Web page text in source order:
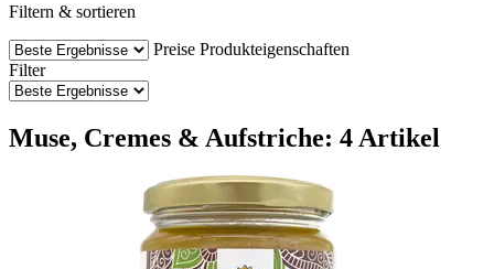
Filtern & sortieren
Preise Produkteigenschaften
Filter
Muse, Cremes & Aufstriche: 4 Artikel